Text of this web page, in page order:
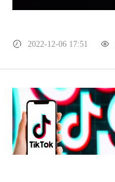
2022-12-06 17:51